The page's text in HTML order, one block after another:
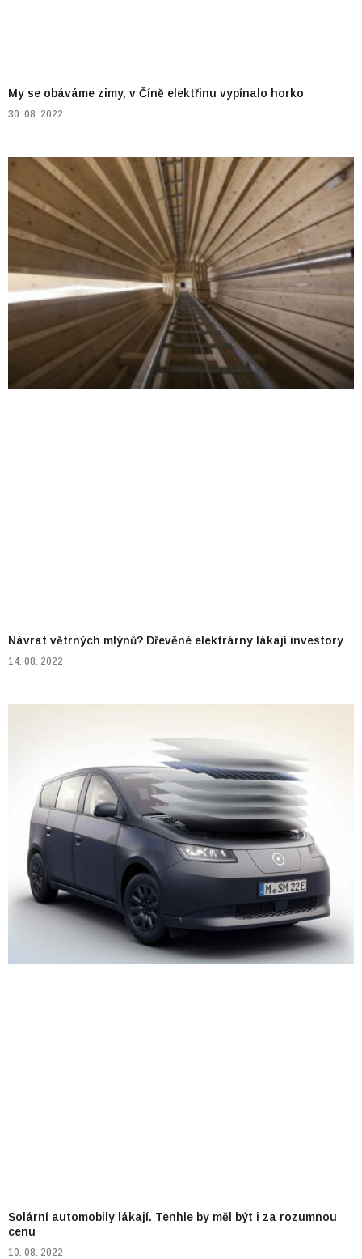
My se obáváme zimy, v Číně elektřinu vypínalo horko
30. 08. 2022
Návrat větrných mlýnů? Dřevěné elektrárny lákají investory
14. 08. 2022
Solární automobily lákají. Tenhle by měl být i za rozumnou
cenu
10. 08. 2022